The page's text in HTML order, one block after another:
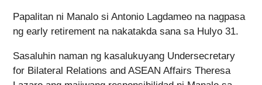
Papalitan ni Manalo si Antonio Lagdameo na nagpasa
ng early retirement na nakatakda sana sa Hulyo 31.
Sasaluhin naman ng kasalukuyang Undersecretary
for Bilateral Relations and ASEAN Affairs Theresa